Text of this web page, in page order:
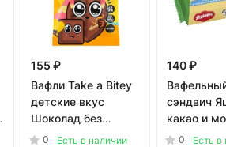
155 ₽
Вафли Take a Bitey
детские вкус
Шоколад без
сахара 35 гр
0
Есть в наличии
140 ₽
сэндвич
какао и
начинкой
0
Есть в